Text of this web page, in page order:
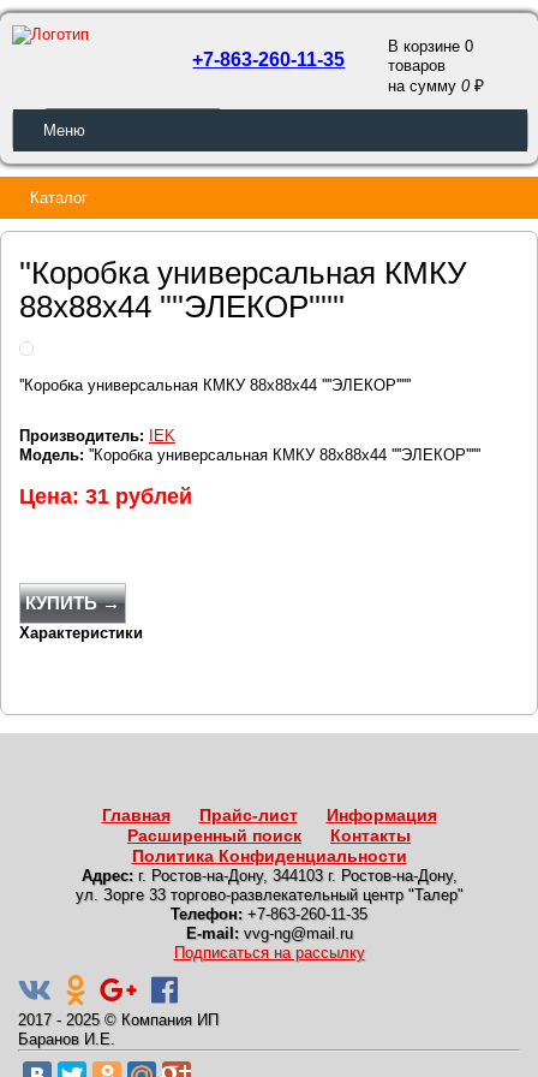
ОБРАТНЫЙ ЗВОНОК
+7-863-260-11-35
В корзине 0
товаров
на сумму0
Меню
Каталог
''Коробка универсальная КМКУ
88х88х44 ''''ЭЛЕКОР''''''
''Коробка универсальная КМКУ 88х88х44 ''''ЭЛЕКОР''''''
Производитель:
IEK
Модель: ''Коробка универсальная КМКУ 88х88х44 ''''ЭЛЕКОР''''''
Цена: 31 рублей
КУПИТЬ →
Характеристики
Главная Прайс-лист
Информация
Расширенный поиск
Контакты
Политика Конфиденциальности
Адрес: г. Ростов-на-Дону, 344103 г. Ростов-на-Дону,
ул. Зорге 33 торгово-развлекательный центр "Талер"
Телефон: +7-863-260-11-35
E-mail: vvg-ng@mail.ru
Подписаться на рассылку
2017 - 2025 © Компания ИП
Баранов И.Е.